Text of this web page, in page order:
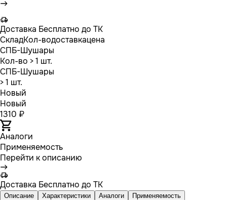
Доставка Бесплатно до ТК
СкладКол-водоставкацена
СПБ-Шушары
Кол-во > 1 шт.
СПБ-Шушары
> 1 шт.
Новый
Новый
1310 ₽
Аналоги
Применяемость
Перейти к описанию
Доставка Бесплатно до ТК
Описание Характеристики Аналоги Применяемость